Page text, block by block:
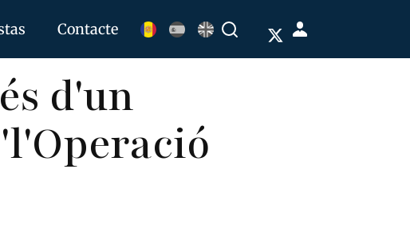
Contacte BuscarMenú
de
d'un